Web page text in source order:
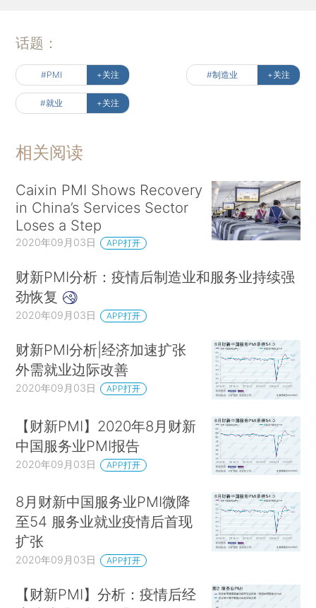
话题：
#PMI +关注 #制造业 +关注
#就业 +关注
相关阅读
Caixin PMI Shows Recovery
in China’s Services Sector
Loses a Step
2020年09月03日 APP打开
财新PMI分析：疫情后制造业和服务业持续强
劲恢复
2020年09月03日 APP打开
财新PMI分析|经济加速扩张
外需就业边际改善
2020年09月03日 APP打开
【财新PMI】2020年8月财新
中国服务业PMI报告
2020年09月03日 APP打开
8月财新中国服务业PMI微降
至54 服务业就业疫情后首现
扩张
2020年09月03日 APP打开
【财新PMI】分析：疫情后经